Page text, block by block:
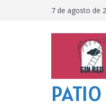
7 de agosto de